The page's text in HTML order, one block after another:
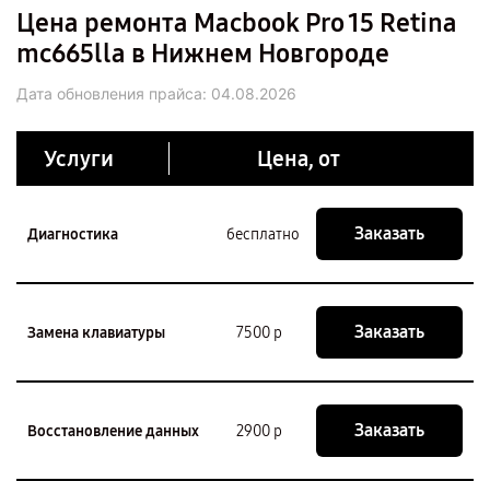
Цена ремонта Macbook Pro 15 Retina
mc665lla в Нижнем Новгороде
Дата обновления прайса: 04.08.2026
Услуги Цена, от
Диагностика бесплатно Заказать
Замена клавиатуры 7500 р Заказать
Восстановление данных 2900 р Заказать